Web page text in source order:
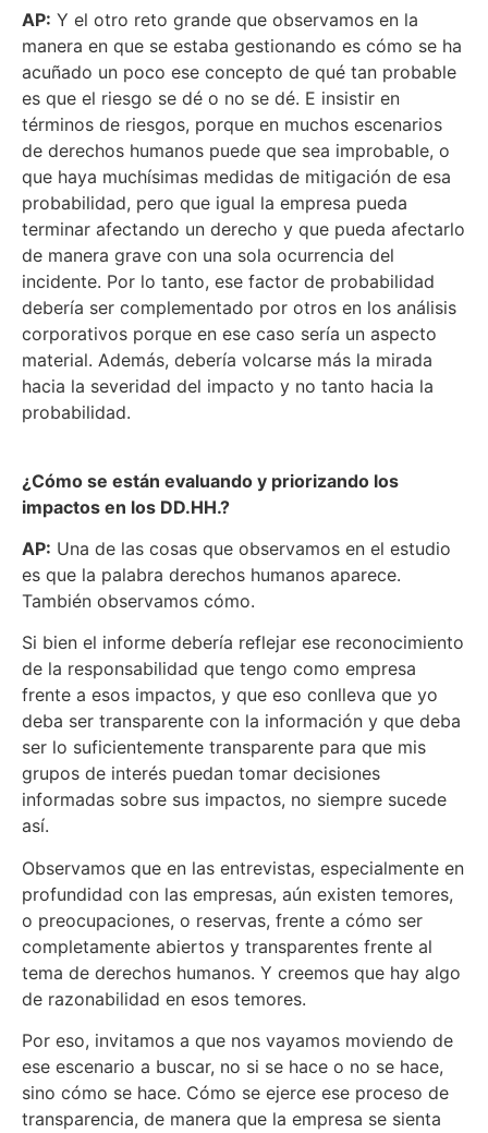
AP: Y el otro reto grande que observamos en la
manera en que se estaba gestionando es cómo se ha
acuñado un poco ese concepto de qué tan probable
es que el riesgo se dé o no se dé. E insistir en
términos de riesgos, porque en muchos escenarios
de derechos humanos puede que sea improbable, o
que haya muchísimas medidas de mitigación de esa
probabilidad, pero que igual la empresa pueda
terminar afectando un derecho y que pueda afectarlo
de manera grave con una sola ocurrencia del
incidente. Por lo tanto, ese factor de probabilidad
debería ser complementado por otros en los análisis
corporativos porque en ese caso sería un aspecto
material. Además, debería volcarse más la mirada
hacia la severidad del impacto y no tanto hacia la
probabilidad.
¿Cómo se están evaluando y priorizando los
impactos en los DD.HH.?
AP: Una de las cosas que observamos en el estudio
es que la palabra derechos humanos aparece.
También observamos cómo.
Si bien el informe debería reflejar ese reconocimiento
de la responsabilidad que tengo como empresa
frente a esos impactos, y que eso conlleva que yo
deba ser transparente con la información y que deba
ser lo suficientemente transparente para que mis
grupos de interés puedan tomar decisiones
informadas sobre sus impactos, no siempre sucede
así.
Observamos que en las entrevistas, especialmente en
profundidad con las empresas, aún existen temores,
o preocupaciones, o reservas, frente a cómo ser
completamente abiertos y transparentes frente al
tema de derechos humanos. Y creemos que hay algo
de razonabilidad en esos temores.
Por eso, invitamos a que nos vayamos moviendo de
ese escenario a buscar, no si se hace o no se hace,
sino cómo se hace. Cómo se ejerce ese proceso de
transparencia, de manera que la empresa se sienta